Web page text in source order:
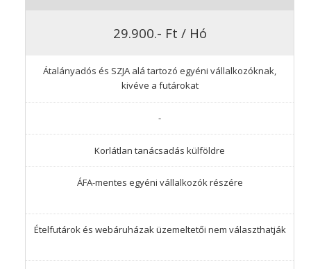
29.900.- Ft / Hó
Átalányadós és SZJA alá tartozó egyéni vállalkozóknak,
kivéve a futárokat
-
Korlátlan tanácsadás külföldre
ÁFA-mentes egyéni vállalkozók részére
Ételfutárok és webáruházak üzemeltetői nem választhatják